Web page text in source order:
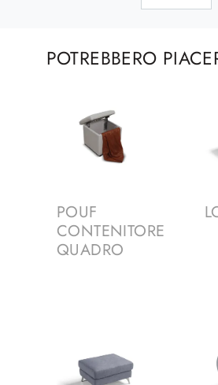
POTREBBERO
POUF
CONTENITORE
QUADRO